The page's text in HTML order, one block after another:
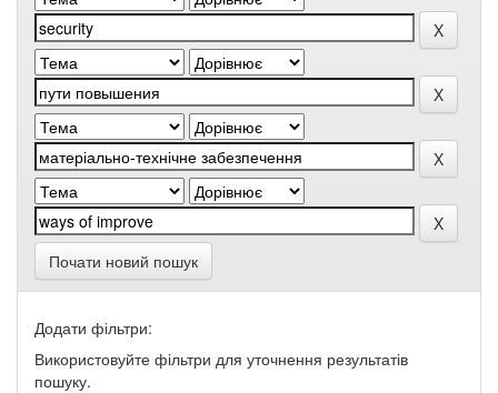
Почати новий пошук
Додати фільтри:
Використовуйте фільтри для уточнення результатів
пошуку.